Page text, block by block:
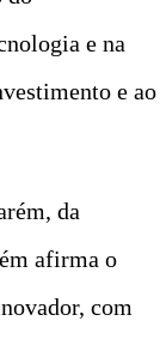
e na
e ao
da
afirma o
com